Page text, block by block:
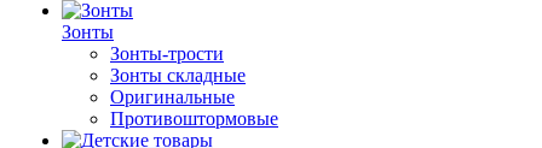
Зонты
Зонты-трости
Зонты складные
Оригинальные
Противоштормовые